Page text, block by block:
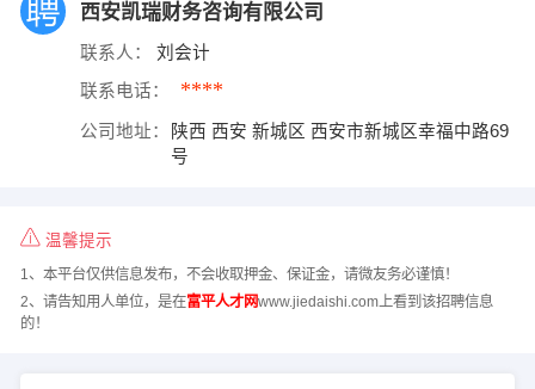
西安凯瑞财务咨询有限公司
联系人： 刘会计
联系电话： ****
公司地址：
陕西 西安 新城区 西安市新城区幸福中路69
号
温馨提示
1、本平台仅供信息发布，不会收取押金、保证金，请微友务必谨慎！
2、请告知用人单位，是在富平人才网www.jiedaishi.com上看到该招聘信息
的！